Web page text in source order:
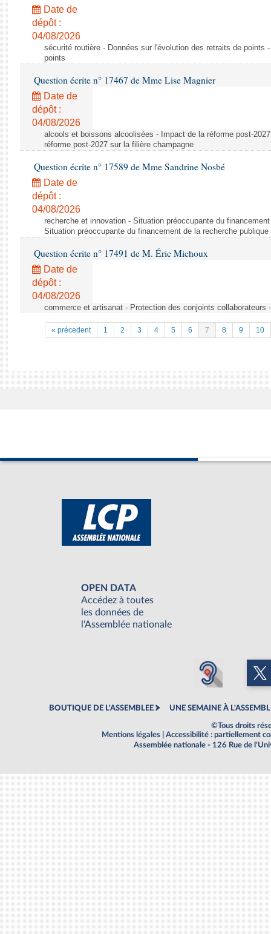
Date de
dépôt :
04/08/2026
sécurité routière - Données sur l'évolution des retraits de points
points
Question écrite n° 17467 de Mme Lise Magnier
Date de
dépôt :
04/08/2026
alcools et boissons alcoolisées - Impact de la réforme post-
réforme post-2027 sur la filière champagne
Question écrite n° 17589 de Mme Sandrine Nosbé
Date de
dépôt :
04/08/2026
recherche et innovation - Situation préoccupante du
Situation préoccupante du financement de la recherche publique
Question écrite n° 17491 de M. Éric Michoux
Date de
dépôt :
04/08/2026
commerce et artisanat - Protection des conjoints collaborateurs
« précedent 1 2 3 4 5 6 7 8 9 10
OPEN DATA
Accédez à toutes
les données de
l'Assemblée nationale
BOUTIQUE DE L'ASSEMBLEE UNE SEMAINE À
©Tous droits
Mentions légales
Accessibilité : partiellement
Assemblée nationale - 126 Rue de